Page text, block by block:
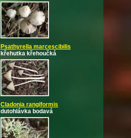
Psathyrella marcescibilis
křehutka křehoučká
Cladonia rangiformis
dutohlávka bodavá